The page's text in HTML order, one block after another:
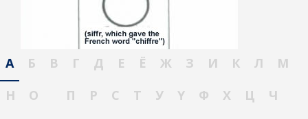
А Б В Г Д Е Ё Ж З И К Л
М
Н
О П Р С Т У Ү Ф Х Ц
Ч